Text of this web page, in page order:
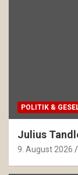
POLITIK &
Julius
9. August 2026